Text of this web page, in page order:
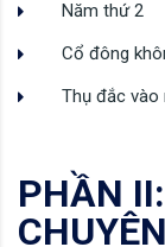
Năm thứ 2
Cổ đông
Thụ đắc vào
PHẦN